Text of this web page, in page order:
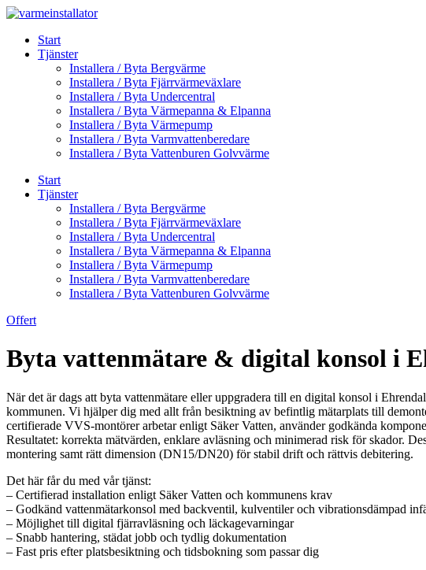
Skip
contentStart
Tjänster
Installera / Byta Bergvärme
Installera / Byta Fjärrvärmeväxlare
Installera / Byta Undercentral
Installera / Byta Värmepanna & Elpanna
Installera / Byta Värmepump
Installera / Byta Varmvattenberedare
Installera / Byta Vattenburen Golvvärme
Start
Tjänster
Installera / Byta Bergvärme
Installera / Byta Fjärrvärmeväxlare
Installera / Byta Undercentral
Installera / Byta Värmepanna & Elpanna
Installera / Byta Värmepump
Installera / Byta Varmvattenberedare
Installera / Byta Vattenburen Golvvärme
Offert
Byta vattenmätare & digital konsol i
När det är dags att byta vattenmätare eller uppgradera till en digital konsol i
kommunen. Vi hjälper dig med allt från besiktning av befintlig mätarplats till
certifierade VVS-montörer arbetar enligt Säker Vatten, använder godkända
Resultatet: korrekta mätvärden, enklare avläsning och minimerad risk för skador.
montering samt rätt dimension (DN15/DN20) för stabil drift och rättvis debitering.
Det här får du med vår tjänst:
– Certifierad installation enligt Säker Vatten och kommunens krav
– Godkänd vattenmätarkonsol med backventil, kulventiler och vibrationsdämpad
– Möjlighet till digital fjärravläsning och läckagevarningar
– Snabb hantering, städat jobb och tydlig dokumentation
– Fast pris efter platsbesiktning och tidsbokning som passar dig